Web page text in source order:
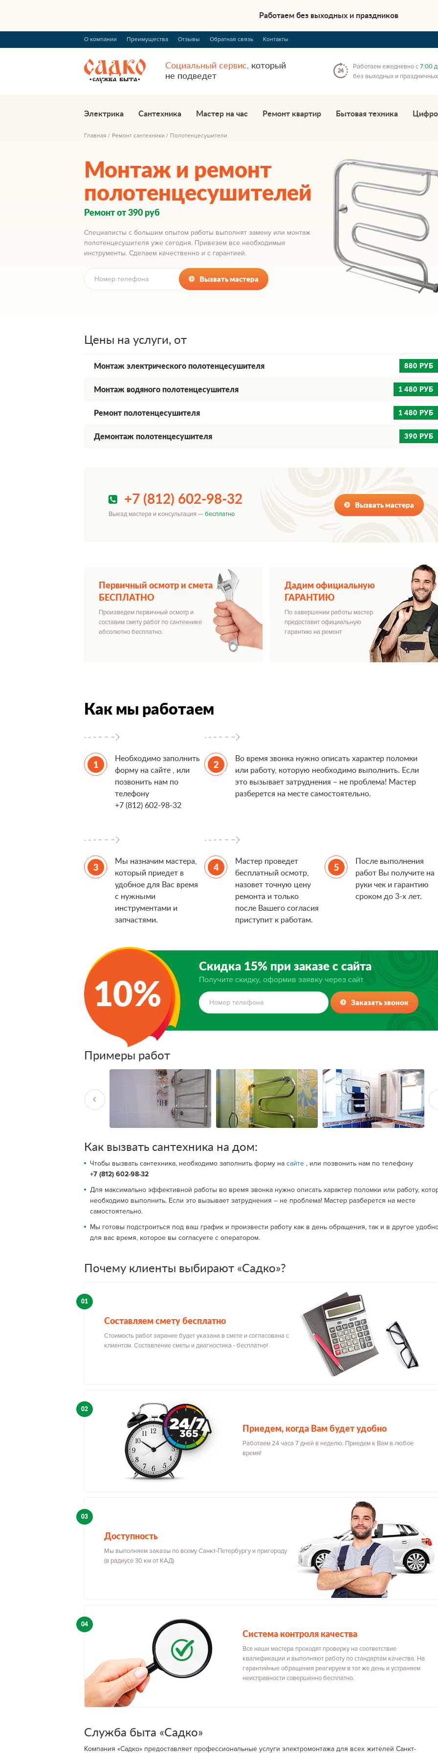
Работаем без выходных и праздников
О компании Преимущества Отзывы Обратная связь Контакты
Социальный сервис, который
не подведет
Работаем ежедневно c7:00
без выходных и
Электрика Сантехника Мастер на час Ремонт квартир Бытовая техника
Главная Ремонт сантехники Полотенцесушители
Монтаж и ремонт
полотенцесушителей
Ремонт от 390 руб
Специалисты с большим опытом работы выполнят замену или монтаж
полотенцесушителя уже сегодня. Привезем все необходимые
инструменты. Сделаем качественно и с гарантией.
Вызвать мастера
Цены на услуги, от
Монтаж электрического полотенцесушителя 880 РУБ
Монтаж водяного полотенцесушителя 1 480 РУБ
Ремонт полотенцесушителя 1 480 РУБ
Демонтаж полотенцесушителя 390 РУБ
+7 (812) 602-98-32
Выезд мастера и консультация —бесплатно
Вызвать мастера
Первичный осмотр и смета
БЕСПЛАТНО
Произведем первичный осмотр и
составим смету работ по сантехнике
абсолютно бесплатно.
Дадим официальную
ГАРАНТИЮ
По завершении работы мастер
предоставит официальную
гарантию на ремонт
Как мы работаем
Необходимо заполнить
форму на сайте , или
позвонить нам по
телефону
+7 (812) 602-98-32
Во время звонка нужно описать характер поломки
или работу, которую необходимо выполнить. Если
это вызывает затруднения – не проблема! Мастер
разберется на месте самостоятельно.
Мы назначим мастера,
который приедет в
удобное для Вас время
с нужными
инструментами и
запчастями.
Мастер проведет
бесплатный осмотр,
назовет точную цену
ремонта и только
после Вашего согласия
приступит к работам.
После выполнения
работ Вы получите на
руки чек и гарантию
сроком до 3-х лет.
Скидка 15% при заказе с сайта
Получите скидку, оформив заявку через сайт
Заказать звонок
Примеры работ
Как вызвать сантехника на дом:
Чтобы вызвать сантехника, необходимо заполнить форму на сайте , или позвонить нам по телефону
+7 (812) 602-98-32
Для максимально эффективной работы во время звонка нужно описать характер поломки или работу,
необходимо выполнить. Если это вызывает затруднения – не проблема! Мастер разберется на месте
самостоятельно.
Мы готовы подстроиться под ваш график и произвести работу как в день обращения, так и в другое
для вас время, которое вы согласуете с оператором.
Почему клиенты выбирают «Садко»?
01
Составляем смету бесплатно
Стоимость работ заранее будет указана в смете и согласована с
клиентом. Составление сметы и диагностика - бесплатно!
02
Приедем, когда Вам будет удобно
Работаем 24 часа 7 дней в неделю. Приедем к Вам в любое
время!
03
Доступность
Мы выполняем заказы по всему Санкт-Петербургу и пригороду
(в радиусе 30 км от КАД)
04
Система контроля качества
Все наши мастера проходят проверку на соответствие
квалификации и выполняют работу по стандартам качества. На
гарантийные обращения реагируем в тот же день и устраняем
неисправности совершенно бесплатно.
Служба быта «Садко»
Компания «Садко» предоставляет профессиональные услуги электромонтажа для всех жителей Санкт-